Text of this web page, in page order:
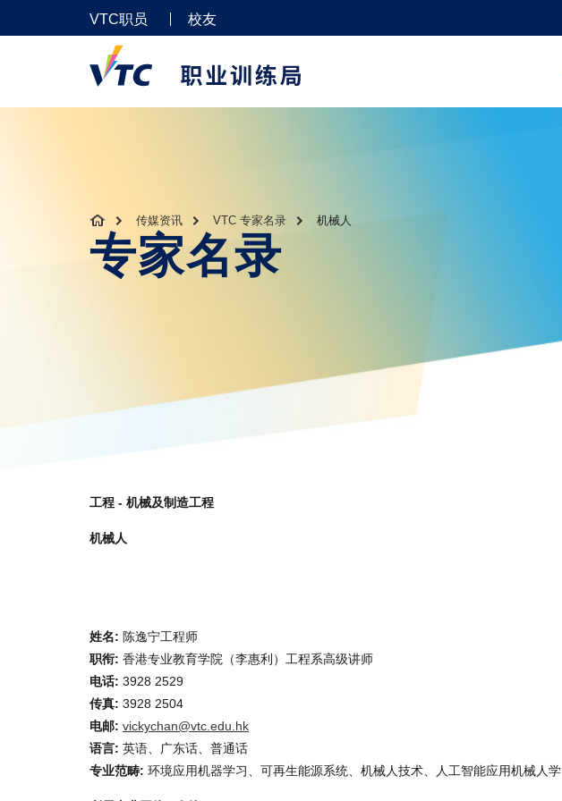
VTC职员 校友
传媒资讯 VTC 专家名录 机械人
专家名录
工程 - 机械及制造工程
机械人
姓名: 陈逸宁工程师
职衔: 香港专业教育学院（李惠利）工程系高级讲师
电话: 3928 2529
传真: 3928 2504
电邮: vickychan@vtc.edu.hk
语言: 英语、广东话、普通话
专业范畴: 环境应用机器学习、可再生能源系统、机械人技术、人工智能应用机械人学